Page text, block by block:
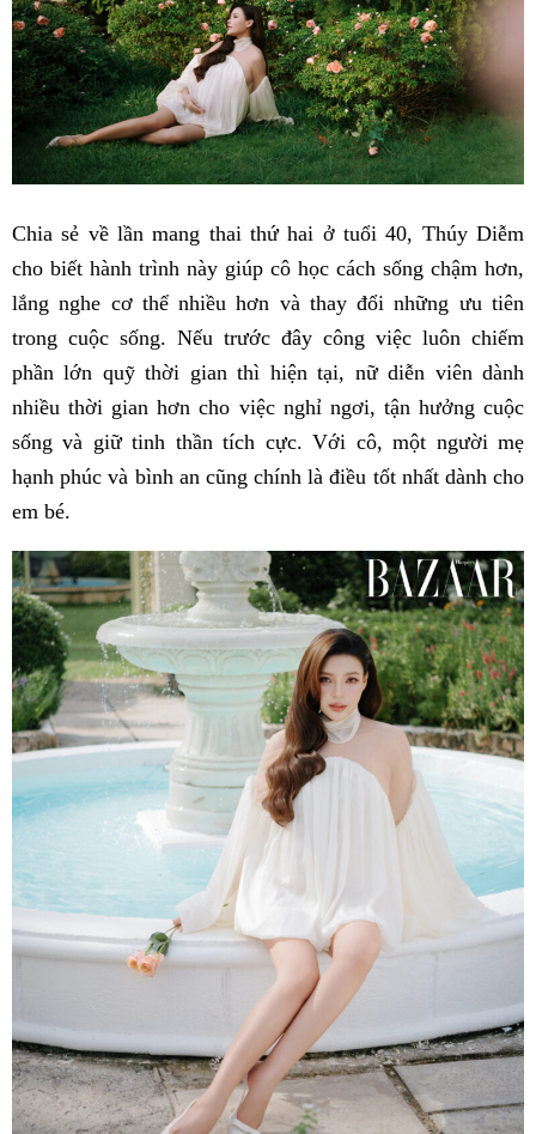
Chia sẻ về lần mang thai thứ hai ở tuổi 40, Thúy Diễm
cho biết hành trình này giúp cô học cách sống chậm hơn,
lắng nghe cơ thể nhiều hơn và thay đổi những ưu tiên
trong cuộc sống. Nếu trước đây công việc luôn chiếm
phần lớn quỹ thời gian thì hiện tại, nữ diễn viên dành
nhiều thời gian hơn cho việc nghỉ ngơi, tận hưởng cuộc
sống và giữ tinh thần tích cực. Với cô, một người mẹ
hạnh phúc và bình an cũng chính là điều tốt nhất dành cho
em bé.